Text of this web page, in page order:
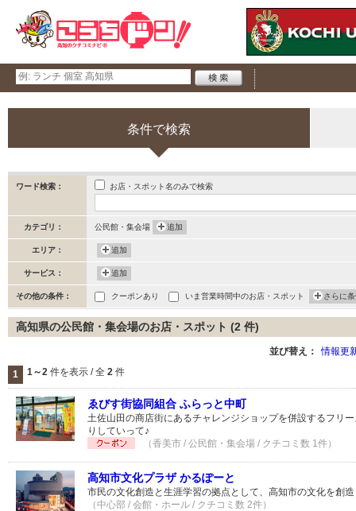
条件で検索
ワード検索： お店・スポット名のみで検索
カテゴリ： 公民館・集会場 追加
エリア： 追加
サービス： 追加
その他の条件： クーポンあり いま営業時間中のお店・スポット さらに
高知県の公民館・集会場のお店・スポット (2 件)
並び替え： 情報更
1 1～2 件を表示 / 全 2 件
ゑびす街協同組合 ふらっと中町
土佐山田の商店街にあるチャレンジショップを併設するフリ
りしていって♪
（香美市 / 公民館・集会場 / クチコミ数 1件）
高知市文化プラザ かるぽーと
市民の文化創造と生涯学習の拠点として、高知市の文化を創
（中心部 / 会館・ホール / クチコミ数 2件）